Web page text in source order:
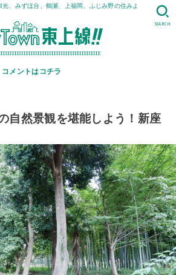
、みずほ台、鶴瀬、上福岡、ふじみ野の住みよ
コメントはコチラ
SEARCH
自然景観を堪能しよう！新座